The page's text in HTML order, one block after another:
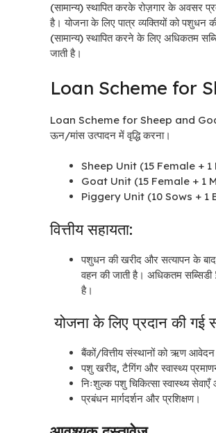
(सामान्य) स्थापित करके रोज़गार के अवसर
है।योजना के लिएपात्र व्यक्तियों को पशुधन
(सामान्य) स्थापित करने के लिए अधिकतम
जाती है।
Loan Scheme for
Loan Scheme for Sheep and Goat
ऊन/मांस उत्पादन में वृद्धि करना।
Sheep Unit (15 Female + 1
Goat Unit (15 Female + 1
Piggery Unit (10 Sows + 1
वित्तीय सहायता:
पशुधन की खरीद और सत्यापन के बाद
वहन की जाती है। अधिकतम
है।
योजना के लिए प्रदान की गई
बैंकों/वित्तीय संस्थानों को ऋण आवेदन
पशु खरीद, टैगिंग और स्वास्थ्य
निःशुल्क पशु चिकित्सा स्वास्थ्य
प्रबंधन मार्गदर्शन और प्रशिक्षण।